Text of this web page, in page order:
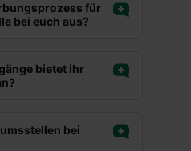
für
bei euch aus?
bietet ihr
bei